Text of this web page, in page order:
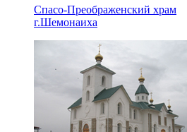
Спасо-Преображенский храм
г.Шемонаиха